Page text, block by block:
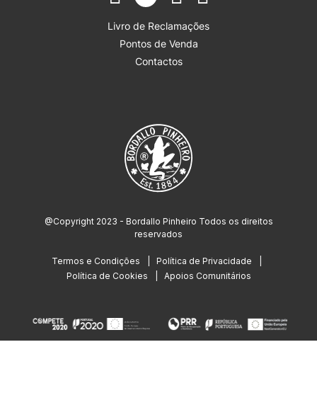
Livro de Reclamações
Pontos de Venda
Contactos
@Copyright 2023 - Bordallo Pinheiro Todos os direitos
reservados
Termos e Condições
Política de Privacidade
Política de Cookies
Apoios Comunitários